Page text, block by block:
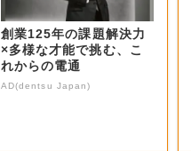
創業125年の課題解決力
×多様な才能で挑む、こ
れからの電通
AD(dentsu Japan)